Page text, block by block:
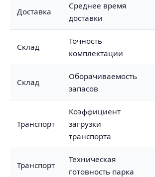
Доставка
Среднее время
доставки
Склад
Точность
комплектации
Склад
Оборачиваемость
запасов
Транспорт
Коэффициент
загрузки
транспорта
Транспорт
Техническая
готовность парка